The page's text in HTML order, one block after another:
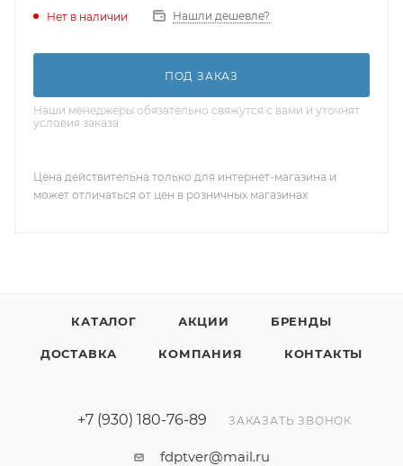
Нет в наличии Нашли дешевле?
ПОД ЗАКАЗ
Наши менеджеры обязательно свяжутся с вами и уточнят
условия заказа
Цена действительна только для интернет-магазина и
может отличаться от цен в розничных магазинах
КАТАЛОГ АКЦИИ БРЕНДЫ
ДОСТАВКА КОМПАНИЯ КОНТАКТЫ
+7 (930) 180-76-89 ЗАКАЗАТЬ ЗВОНОК
fdptver@mail.ru